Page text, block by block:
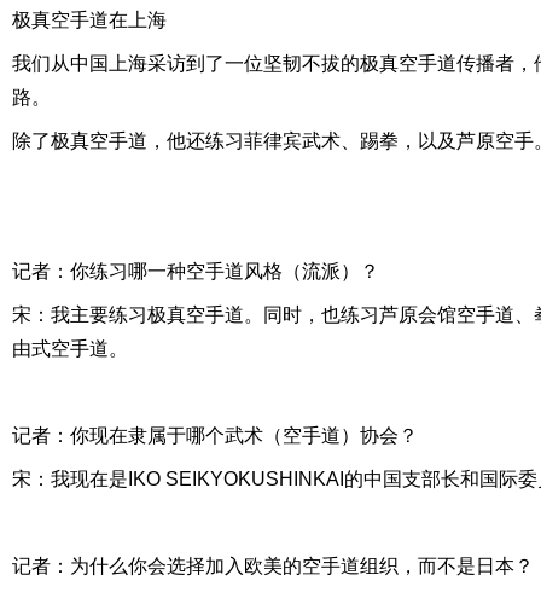
极真空手道在上海
我们从中国上海采访到了一位坚韧不拔的极真空手道传播者
路。
除了极真空手道，他还练习菲律宾武术、踢拳，以及芦原空手
记者：你练习哪一种空手道风格（流派）？
宋：我主要练习极真空手道。同时，也练习芦原会馆空手道
由式空手道。
记者：你现在隶属于哪个武术（空手道）协会？
宋：我现在是IKO SEIKYOKUSHINKAI的中国支部长和国际
记者：为什么你会选择加入欧美的空手道组织，而不是日本？